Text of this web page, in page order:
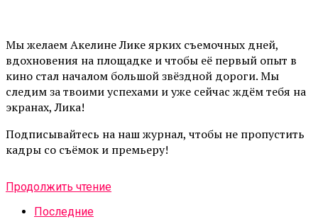
Мы желаем Акелине Лике ярких съемочных дней,
вдохновения на площадке и чтобы её первый опыт в
кино стал началом большой звёздной дороги. Мы
следим за твоими успехами и уже сейчас ждём тебя на
экранах, Лика!
Подписывайтесь на наш журнал, чтобы не пропустить
кадры со съёмок и премьеру!
Продолжить чтение
Последние